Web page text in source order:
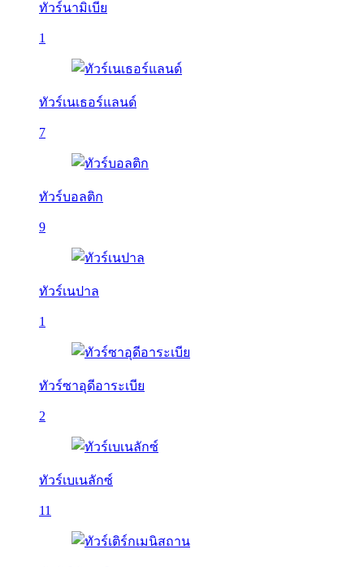
ทัวร์นามิเบีย
1
ทัวร์เนเธอร์แลนด์
7
ทัวร์บอลติก
9
ทัวร์เนปาล
1
ทัวร์ซาอุดีอาระเบีย
2
ทัวร์เบเนลักซ์
11